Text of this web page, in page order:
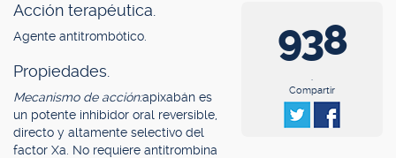
938
.
Compartir
Acción terapéutica.
Agente antitrombótico.
Propiedades.
Mecanismo de acción:apixabán es
un potente inhibidor oral reversible,
directo y altamente selectivo del
factor Xa. No requiere antitrombina